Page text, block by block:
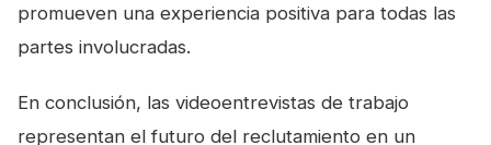
promueven una experiencia positiva para todas las
partes involucradas.
En conclusión, las videoentrevistas de trabajo
representan el futuro del reclutamiento en un